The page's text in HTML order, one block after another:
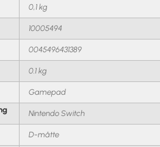
0,1 kg
10005494
0045496431389
0.1 kg
Gamepad
Nintendo Switch
D-måtte